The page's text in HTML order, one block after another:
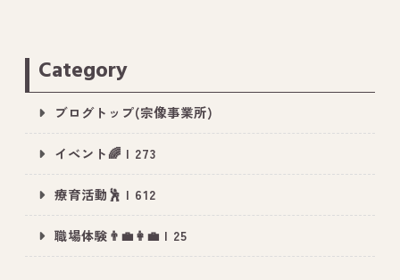
－ 鳥栖事業所のブログ
All Peace｜オールピース
Category
ブログトップ(宗像事業所)
イベント🌈 | 273
療育活動🕺 | 612
職場体験👨‍💼👩‍💼 | 25